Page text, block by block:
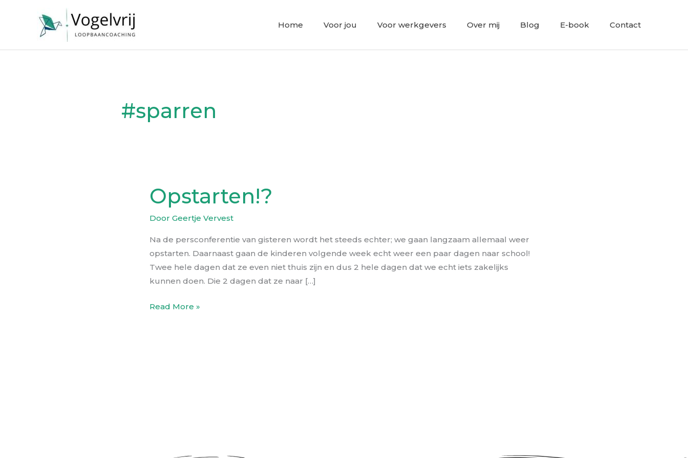
inhoud
Home Voor jou Voor werkgevers Over mij Blog E-book Contact
#sparren
Opstarten!?
DoorGeertje Vervest
Na de persconferentie van gisteren wordt het steeds echter; we gaan langzaam allemaal weer
opstarten. Daarnaast gaan de kinderen volgende week echt weer een paar dagen naar school!
Twee hele dagen dat ze even niet thuis zijn en dus 2 hele dagen dat we echt iets zakelijks
kunnen doen. Die 2 dagen dat ze naar […]
Opstarten!?
Read More »